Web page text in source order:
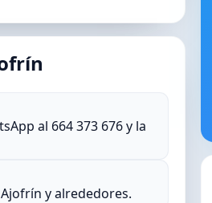
al 664 373 676 y la
y alrededores.